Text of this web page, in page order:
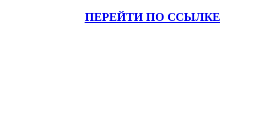
ПЕРЕЙТИ ПО ССЫЛКЕ